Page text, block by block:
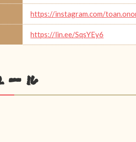
https://instagram.com/
https://lin.ee/SqsYEy6
ール